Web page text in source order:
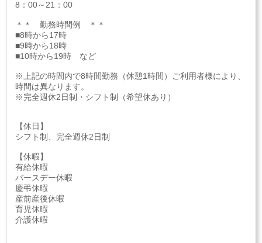
8：00～21：00
＊＊ 勤務時間例 ＊＊
■8時から17時
■9時から18時
■10時から19時 など
※上記の時間内で8時間勤務（休憩1時間）ご利用者様により、
時間は異なります。
※完全週休2日制・シフト制（希望休あり）
【休日】
シフト制、完全週休2日制
【休暇】
有給休暇
バースデー休暇
慶弔休暇
産前産後休暇
育児休暇
介護休暇